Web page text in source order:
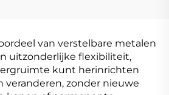
van verstelbare metalen
uitzonderlijke flexibiliteit,
kunt herinrichten
veranderen, zonder nieuwe